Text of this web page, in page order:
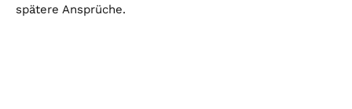
spätere Ansprüche.